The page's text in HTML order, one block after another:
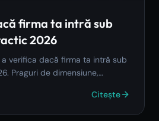
firma ta intră sub
2026
verifica dacă firma ta intră sub
Praguri de dimensiune,
Citește